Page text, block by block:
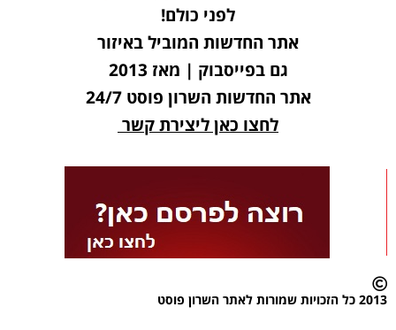
לפני כולם!
אתר החדשות המוביל באיזור
גם בפייסבוק | מאז 2013
אתר החדשות השרון פוסט 24/7
לחצו כאן ליצירת קשר
2013 כל הזכויות שמורות לאתר השרון פוסט